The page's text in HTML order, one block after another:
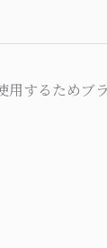
用するためブ